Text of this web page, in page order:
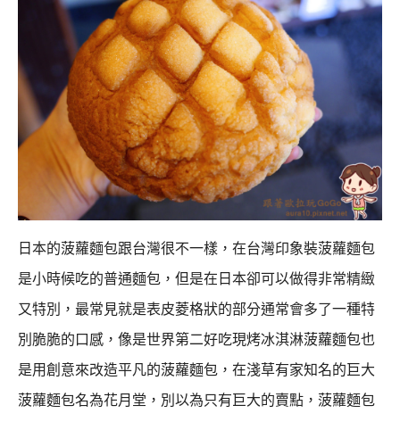
日本的菠蘿麵包跟台灣很不一樣，在台灣印象裝菠蘿麵包
是小時候吃的普通麵包， 但是在日本卻可以做得非常精緻
又特別，最常見就是表皮菱格狀的部分通常會多了一種特
別脆脆的口感， 像是世界第二好吃現烤冰淇淋菠蘿麵包也
是用創意來改造平凡的菠蘿麵包， 在淺草有家知名的巨大
菠蘿麵包名為花月堂，別以為只有巨大的賣點， 菠蘿麵包